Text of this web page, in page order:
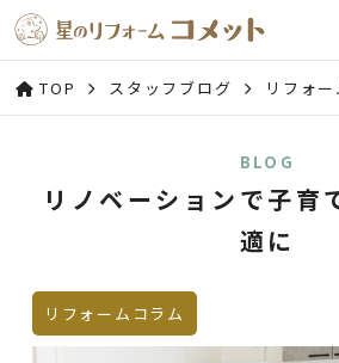
TOP スタッフブログ リフォ
BLOG
リノベーションで子育
適に
リフォームコラム